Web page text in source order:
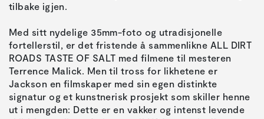
tilbake igjen.
Med sitt nydelige 35mm-foto og utradisjonelle
fortellerstil, er det fristende å sammenlikne ALL DIRT
ROADS TASTE OF SALT med filmene til mesteren
Terrence Malick. Men til tross for likhetene er
Jackson en filmskaper med sin egen distinkte
signatur og et kunstnerisk prosjekt som skiller henne
ut i mengden: Dette er en vakker og intenst levende